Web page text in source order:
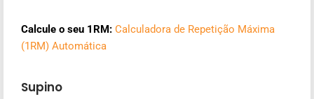
Calcule o seu 1RM: Calculadora de Repetição Máxima
(1RM) Automática
Supino